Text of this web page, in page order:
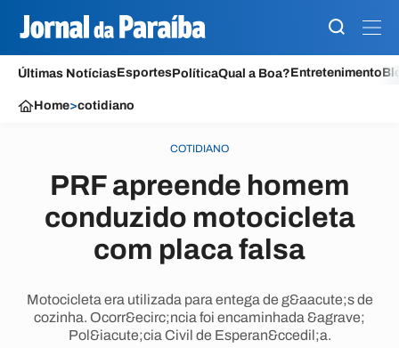
Últimas NotíciasEsportesPolíticaQual a Boa?Entretenimento
Home>cotidiano
COTIDIANO
PRF apreende homem
conduzido motocicleta
com placa falsa
Motocicleta era utilizada para entega de g&aacute;s de
cozinha. Ocorr&ecirc;ncia foi encaminhada &agrave;
Pol&iacute;cia Civil de Esperan&ccedil;a.